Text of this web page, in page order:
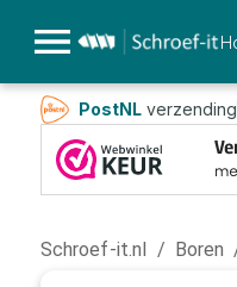
PostNLverzending
Schroef-it.nl / Boren